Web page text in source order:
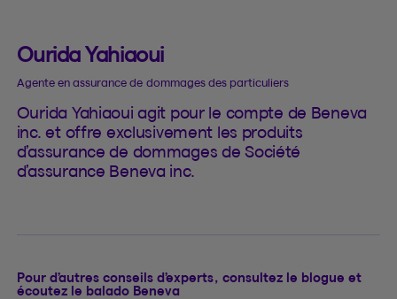
Ourida Yahiaoui
Agente en assurance de dommages des particuliers
Ourida Yahiaoui agit pour le compte de Beneva
inc. et offre exclusivement les produits
d’assurance de dommages de Société
d’assurance Beneva inc.
Pour d’autres conseils d’experts, consultez le blogue et
écoutez le balado Beneva